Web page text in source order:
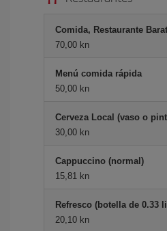
Comida, Restaurante
70,00 kn
Menú comida rápida
50,00 kn
Cerveza Local (vaso o
30,00 kn
Cappuccino (normal)
15,81 kn
Refresco (botella de 0.33
20,10 kn